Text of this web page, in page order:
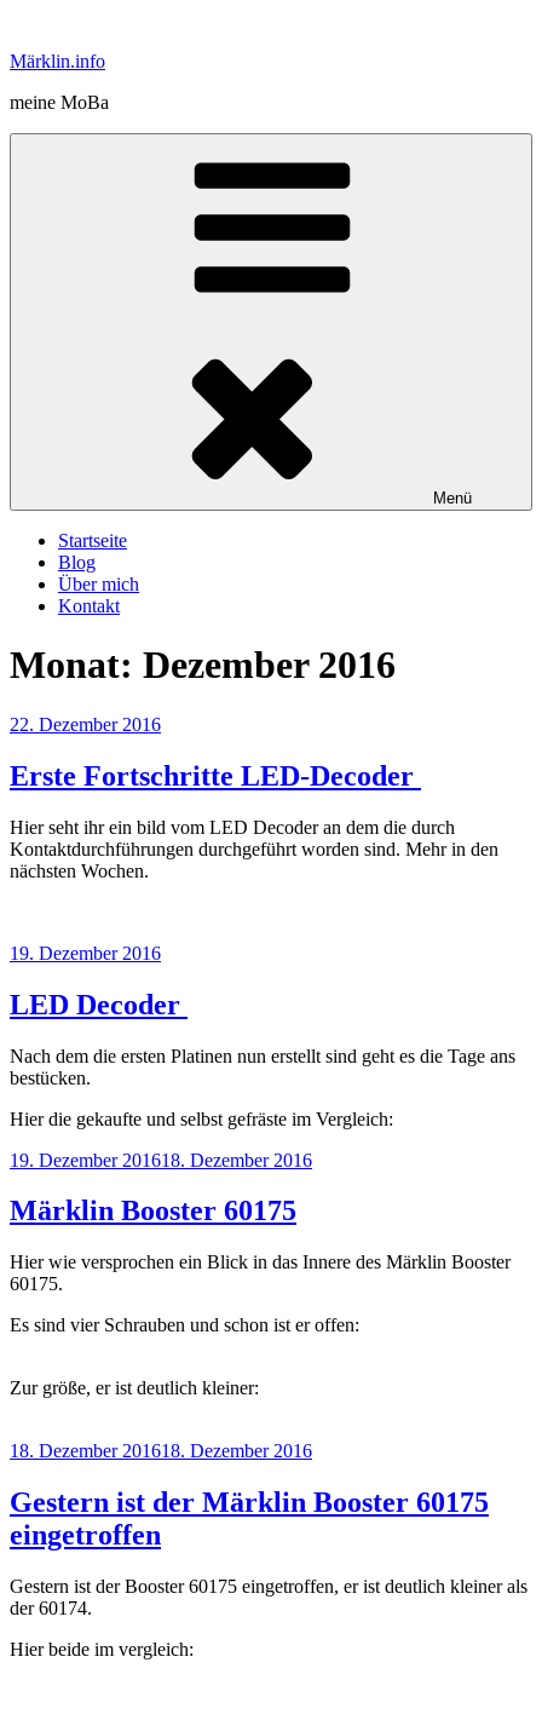
springen
Märklin.info
meine MoBa
Menü
Startseite
Blog
Über mich
Kontakt
Monat: Dezember 2016
Veröffentlicht
22. Dezember 2016
Erste Fortschritte LED-Decoder
Hier seht ihr ein bild vom LED Decoder an dem die durch
Kontaktdurchführungen durchgeführt worden sind. Mehr in den
nächsten Wochen.
Veröffentlicht
19. Dezember 2016
LED Decoder
Nach dem die ersten Platinen nun erstellt sind geht es die Tage ans
bestücken.
Hier die gekaufte und selbst gefräste im Vergleich:
Veröffentlicht
19. Dezember 201618. Dezember 2016
Märklin Booster 60175
Hier wie versprochen ein Blick in das Innere des Märklin Booster
60175.
Es sind vier Schrauben und schon ist er offen:
Zur größe, er ist deutlich kleiner:
Veröffentlicht
18. Dezember 201618. Dezember 2016
Gestern ist der Märklin Booster 60175
eingetroffen
Gestern ist der Booster 60175 eingetroffen, er ist deutlich kleiner als
der 60174.
Hier beide im vergleich: